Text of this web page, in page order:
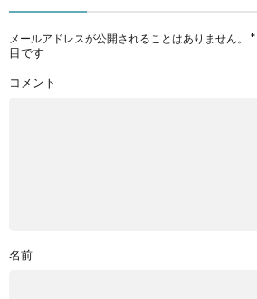
メールアドレスが公開されることはありません。 *
目です
コメント
名前